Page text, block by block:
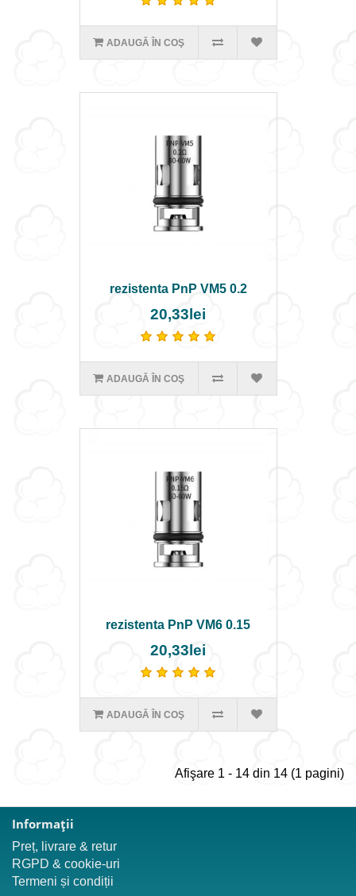
ADAUGĂ ÎN COŞ
rezistenta PnP VM5 0.2
20,33lei
ADAUGĂ ÎN COŞ
rezistenta PnP VM6 0.15
20,33lei
ADAUGĂ ÎN COŞ
Afişare 1 - 14 din 14 (1 pagini)
Informaţii
Preț, livrare & retur
RGPD & cookie-uri
Termeni și condiții